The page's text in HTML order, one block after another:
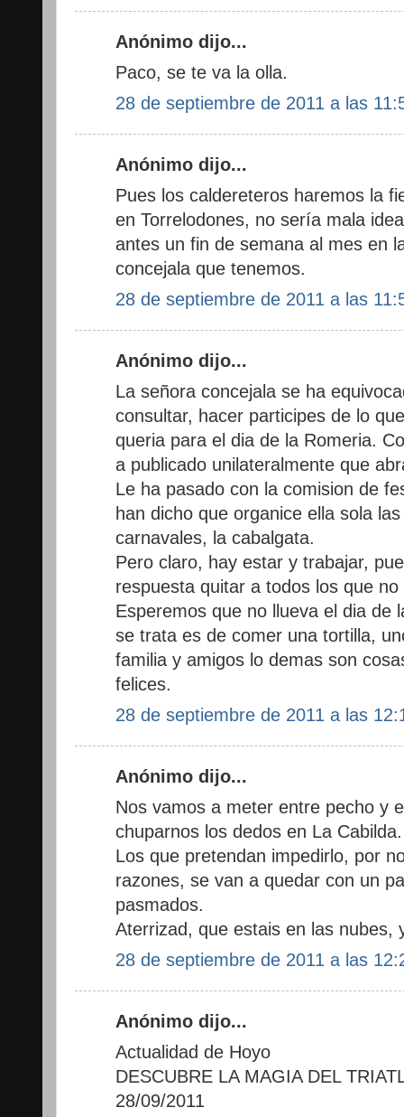
Anónimo dijo...
Paco, se te va la olla.
28 de septiembre de 2011 a las
Anónimo dijo...
Pues los caldereteros haremos la
en Torrelodones, no sería mala
antes un fin de semana al mes en
concejala que tenemos.
28 de septiembre de 2011 a las
Anónimo dijo...
La señora concejala se ha
consultar, hacer participes de lo
queria para el dia de la Romeria.
a publicado unilateralmente que
Le ha pasado con la comision de
han dicho que organice ella sola
carnavales, la cabalgata.
Pero claro, hay estar y trabajar,
respuesta quitar a todos los que
Esperemos que no llueva el dia de
se trata es de comer una tortilla,
familia y amigos lo demas son
felices.
28 de septiembre de 2011 a las
Anónimo dijo...
Nos vamos a meter entre pecho y
chuparnos los dedos en La Cabilda.
Los que pretendan impedirlo, por
razones, se van a quedar con un
pasmados.
Aterrizad, que estais en las nubes,
28 de septiembre de 2011 a las
Anónimo dijo...
Actualidad de Hoyo
DESCUBRE LA MAGIA DEL
28/09/2011